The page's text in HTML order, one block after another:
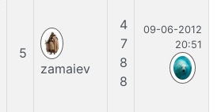
5
zamaiev
4
7
8
8
09-06-2012
20:51